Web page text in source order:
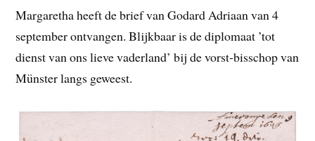
Margaretha heeft de brief van Godard Adriaan van 4
september ontvangen. Blijkbaar is de diplomaat ’tot
dienst van ons lieve vaderland’ bij de vorst-bisschop van
Münster langs geweest.